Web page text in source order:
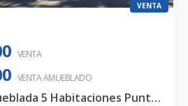
VENTA
VENTA
VENTA AMUEBLADO
Elegante Villa Amueblada 5 Habitaciones Punta Cana Village con Link AIRBNB Activo Incluido